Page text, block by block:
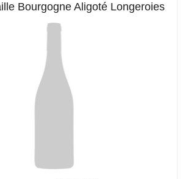
Bourgogne Aligoté Longeroies